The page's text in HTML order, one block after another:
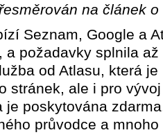
na článek
Seznam, Google a
a požadavky splnila
od Atlasu, která
stránek, ale i pro
je poskytována
průvodce a